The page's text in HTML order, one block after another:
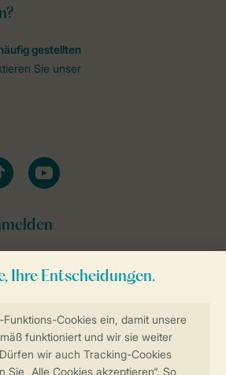
zur Online-Buchung
gestellten
Sie unser
youtube